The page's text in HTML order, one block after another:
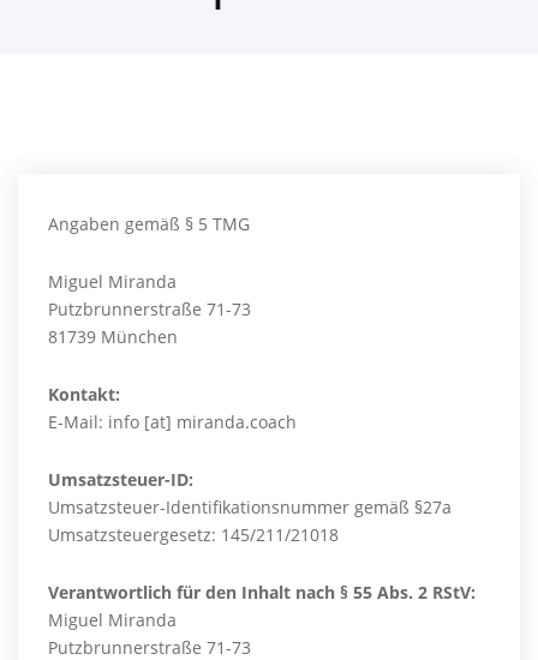
Angaben gemäß § 5 TMG
Miguel Miranda
Putzbrunnerstraße 71-73
81739 München
Kontakt:
E-Mail: info [at] miranda.coach
Umsatzsteuer-ID:
Umsatzsteuer-Identifikationsnummer gemäß §27a
Umsatzsteuergesetz: 145/211/21018
Verantwortlich für den Inhalt nach § 55 Abs. 2 RStV:
Miguel Miranda
Putzbrunnerstraße 71-73